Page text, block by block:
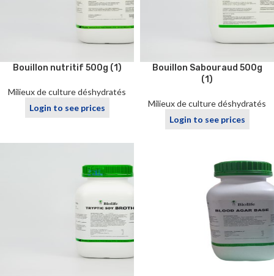
Bouillon nutritif 500g (1)
Milieux de culture déshydratés
Login to see prices
Bouillon Sabouraud 500g
(1)
Milieux de culture déshydratés
Login to see prices